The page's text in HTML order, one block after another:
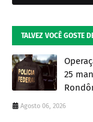
TALVEZ VOCÊ GOSTE
25
Agosto 06, 2026